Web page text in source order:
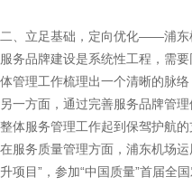
二、立足基础，定向优化——浦东
服务品牌建设是系统性工程，需
体管理工作梳理出一个清晰的脉
另一方面，通过完善服务品牌管
整体服务管理工作起到保驾护航的
在服务质量管理方面，浦东机场
升项目”，参加“中国质量”首届全